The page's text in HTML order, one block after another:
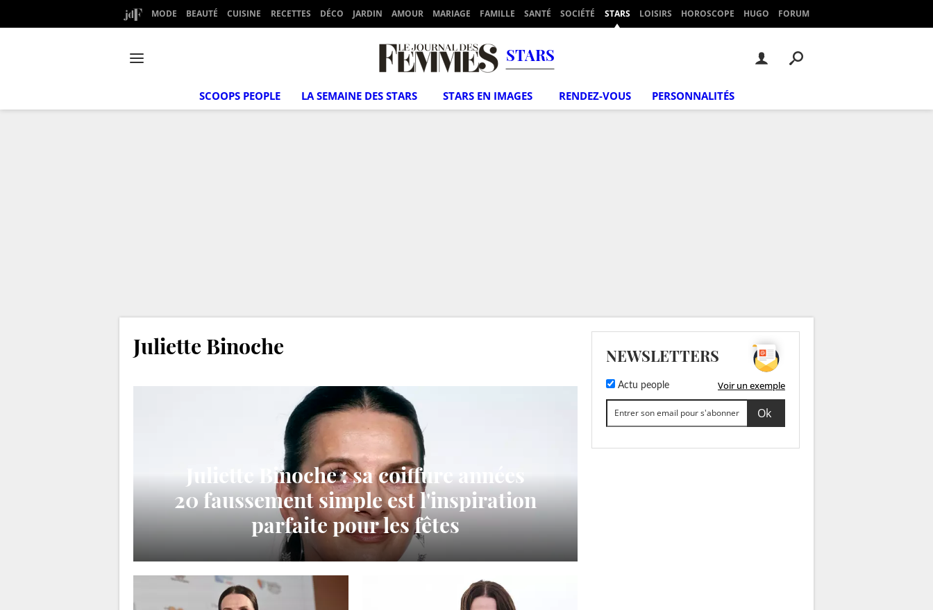
MODE BEAUTÉ CUISINE RECETTES DÉCO JARDIN AMOUR MARIAGE FAMILLE SANTÉ SOCIÉTÉ STARS LOISIRS HOROSCOPE HUGO FORUM
STARS
SCOOPS PEOPLE LA SEMAINE DES STARS STARS EN IMAGES RENDEZ-VOUS PERSONNALITÉS
Juliette Binoche
Juliette Binoche : sa coiffure années
20 faussement simple est l'inspiration
parfaite pour les fêtes
NEWSLETTERS
Actu people Voir un exemple